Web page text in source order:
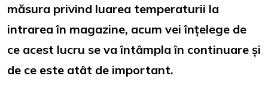
măsura privind luarea temperaturii la
intrarea în magazine, acum vei înțelege de
ce acest lucru se va întâmpla în continuare și
de ce este atât de important.